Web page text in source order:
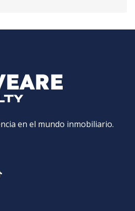
en el mundo inmobiliario.